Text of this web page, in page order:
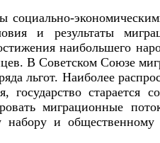
и результаты
наибольшего
В Советском Союзе
льгот. Наиболее
старается
миграционные
набору и